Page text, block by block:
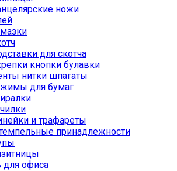
ножи
для скотча
кнопки булавки
нитки шпагаты
для бумаг
и трафареты
принадлежности
для офиса